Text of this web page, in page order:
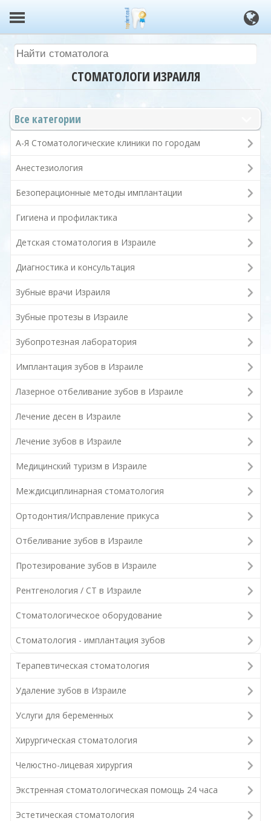
СТОМАТОЛОГИ ИЗРАИЛЯ
Все категории
А-Я Стоматологические клиники по городам
Анестезиология
Безоперационные методы имплантации
Гигиена и профилактика
Детская стоматология в Израиле
Диагностика и консультация
Зубные врачи Израиля
Зубные протезы в Израиле
Зубопротезная лаборатория
Имплантация зубов в Израиле
Лазерное отбеливание зубов в Израиле
Лечение десен в Израиле
Лечение зубов в Израиле
Медицинский туризм в Израиле
Междисциплинарная стоматология
Ортодонтия/Исправление прикуса
Отбеливание зубов в Израиле
Протезирование зубов в Израиле
Рентгенология / СТ в Израиле
Стоматологическое оборудование
Стоматология - имплантация зубов
Терапевтическая стоматология
Удаление зубов в Израиле
Услуги для беременных
Хирургическая стоматология
Челюстно-лицевая хирургия
Экстренная стоматологическая помощь 24 часа
Эстетическая стоматология